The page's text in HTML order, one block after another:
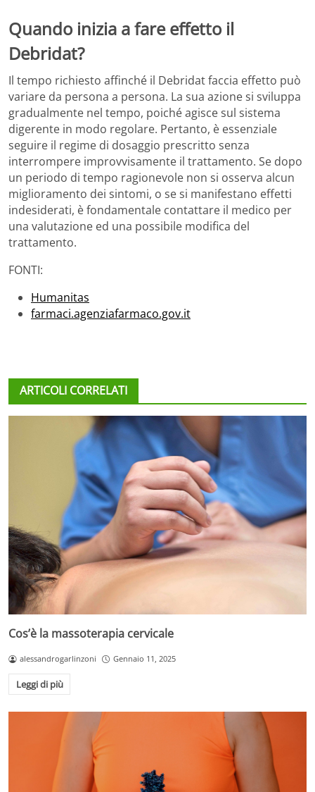
Quando inizia a fare effetto il
Debridat?
Il tempo richiesto affinché il Debridat faccia effetto può
variare da persona a persona. La sua azione si sviluppa
gradualmente nel tempo, poiché agisce sul sistema
digerente in modo regolare. Pertanto, è essenziale
seguire il regime di dosaggio prescritto senza
interrompere improvvisamente il trattamento. Se dopo
un periodo di tempo ragionevole non si osserva alcun
miglioramento dei sintomi, o se si manifestano effetti
indesiderati, è fondamentale contattare il medico per
una valutazione ed una possibile modifica del
trattamento.
FONTI:
Humanitas
farmaci.agenziafarmaco.gov.it
ARTICOLI CORRELATI
Cos’è la massoterapia cervicale
alessandrogarlinzoni Gennaio 11, 2025
Leggi di più